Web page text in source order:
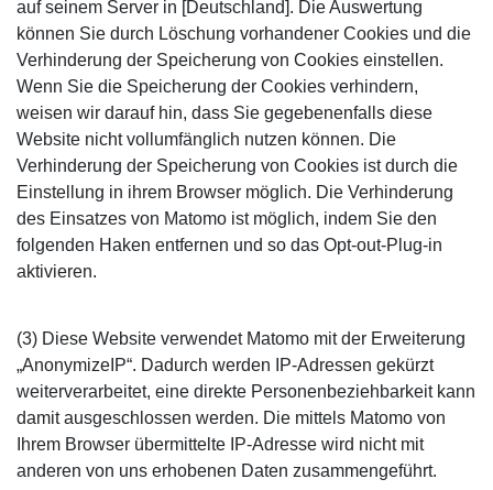
auf seinem Server in [Deutschland]. Die Auswertung
können Sie durch Löschung vorhandener Cookies und die
Verhinderung der Speicherung von Cookies einstellen.
Wenn Sie die Speicherung der Cookies verhindern,
weisen wir darauf hin, dass Sie gegebenenfalls diese
Website nicht vollumfänglich nutzen können. Die
Verhinderung der Speicherung von Cookies ist durch die
Einstellung in ihrem Browser möglich. Die Verhinderung
des Einsatzes von Matomo ist möglich, indem Sie den
folgenden Haken entfernen und so das Opt-out-Plug-in
aktivieren.
(3) Diese Website verwendet Matomo mit der Erweiterung
„AnonymizeIP“. Dadurch werden IP-Adressen gekürzt
weiterverarbeitet, eine direkte Personenbeziehbarkeit kann
damit ausgeschlossen werden. Die mittels Matomo von
Ihrem Browser übermittelte IP-Adresse wird nicht mit
anderen von uns erhobenen Daten zusammengeführt.